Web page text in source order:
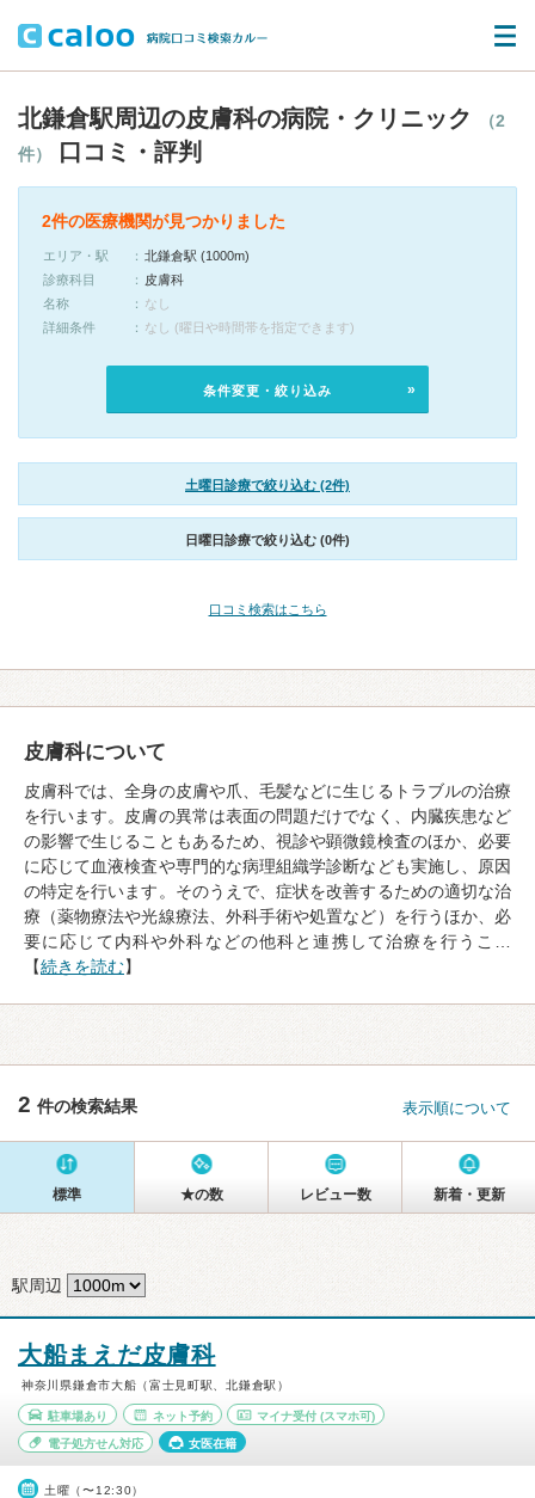
北鎌倉駅周辺の皮膚科の病院・クリニック
（2
件）
口コミ・評判
2件の医療機関が見つかりました
エリア・駅
北鎌倉駅 (1000m)
診療科目
皮膚科
名称
なし
詳細条件
なし (曜日や時間帯を指定できます)
条件変更・絞り込み
土曜日診療で絞り込む (2件)
日曜日診療で絞り込む (0件)
口コミ検索はこちら
皮膚科について
皮膚科では、全身の皮膚や爪、毛髪などに生じるトラブルの治療
を行います。皮膚の異常は表面の問題だけでなく、内臓疾患など
の影響で生じることもあるため、視診や顕微鏡検査のほか、必要
に応じて血液検査や専門的な病理組織学診断なども実施し、原因
の特定を行います。そのうえで、症状を改善するための適切な治
療（薬物療法や光線療法、外科手術や処置など）を行うほか、必
要に応じて内科や外科などの他科と連携して治療を行うこ…
【続きを読む】
2 件の検索結果 表示順について
標準 ★の数 レビュー数 新着・更新
駅周辺
大船まえだ皮膚科
神奈川県鎌倉市大船（富士見町駅、北鎌倉駅）
駐車場あり ネット予約 マイナ受付 (スマホ可)
電子処方せん対応 女医在籍
土曜（〜12:30）